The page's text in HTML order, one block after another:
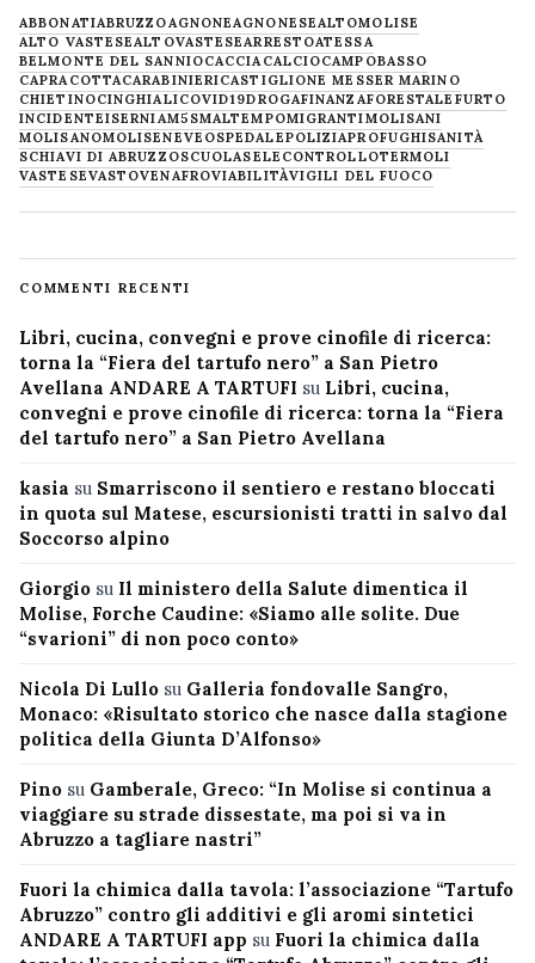
ABBONATIABRUZZOAGNONEAGNONESEALTOMOLISE
ALTO VASTESEALTOVASTESEARRESTOATESSA
BELMONTE DEL SANNIOCACCIACALCIOCAMPOBASSO
CAPRACOTTACARABINIERICASTIGLIONE MESSER MARINO
CHIETINOCINGHIALICOVID19DROGAFINANZAFORESTALE FURTO
INCIDENTEISERNIAM5SMALTEMPOMIGRANTIMOLISANI
MOLISANOMOLISENEVE OSPEDALEPOLIZIAPROFUGHISANITÀ
SCHIAVI DI ABRUZZOSCUOLASELECONTROLLOTERMOLI
VASTESEVASTOVENAFROVIABILITÀVIGILI DEL FUOCO
COMMENTI RECENTI
Libri, cucina, convegni e prove cinofile di ricerca:
torna la “Fiera del tartufo nero” a San Pietro
Avellana ANDARE A TARTUFI su Libri, cucina,
convegni e prove cinofile di ricerca: torna la “Fiera
del tartufo nero” a San Pietro Avellana
kasia su Smarriscono il sentiero e restano bloccati
in quota sul Matese, escursionisti tratti in salvo dal
Soccorso alpino
Giorgio su Il ministero della Salute dimentica il
Molise, Forche Caudine: «Siamo alle solite. Due
“svarioni” di non poco conto»
Nicola Di Lullo su Galleria fondovalle Sangro,
Monaco: «Risultato storico che nasce dalla stagione
politica della Giunta D’Alfonso»
Pino su Gamberale, Greco: “In Molise si continua a
viaggiare su strade dissestate, ma poi si va in
Abruzzo a tagliare nastri”
Fuori la chimica dalla tavola: l’associazione “Tartufo
Abruzzo” contro gli additivi e gli aromi sintetici
ANDARE A TARTUFI app su Fuori la chimica dalla